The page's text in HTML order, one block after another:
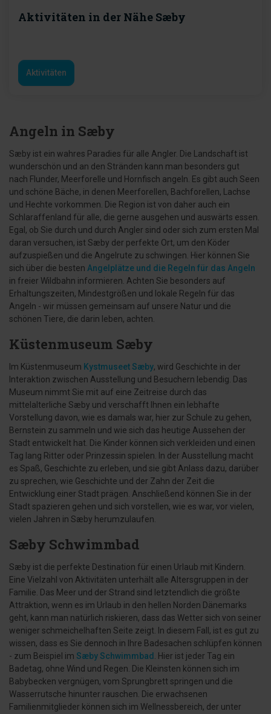
Aktivitäten in der Nähe Sæby
Aktivitäten
Angeln in Sæby
Sæby ist ein wahres Paradies für alle Angler. Die Landschaft ist
wunderschön und an den Stränden kann man besonders gut
nach Flunder, Meerforelle und Hornfisch angeln. Es gibt auch Seen
und schöne Bäche, in denen Meerforellen, Bachforellen, Lachse
und Hechte vorkommen. Die Region ist von daher auch ein
Schlaraffenland für alle, die gerne ausgehen und auswärts essen.
Egal, ob Sie durch und durch Angler sind oder sich zum ersten Mal
daran versuchen, ist Sæby der perfekte Ort, um den Köder
aufzuspießen und die Angelrute zu schwingen. Hier können Sie
sich über die besten Angelplätze und die Regeln für das Angeln
in freier Wildbahn informieren. Achten Sie besonders auf
Erhaltungszeiten, Mindestgrößen und lokale Regeln für das
Angeln - wir müssen gemeinsam auf unsere Natur und die
schönen Tiere, die darin leben, achten.
Küstenmuseum Sæby
Im Küstenmuseum Kystmuseet Sæby, wird Geschichte in der
Interaktion zwischen Ausstellung und Besuchern lebendig. Das
Museum nimmt Sie mit auf eine Zeitreise durch das
mittelalterliche Sæby und verschafft Ihnen ein lebhafte
Vorstellung davon, wie es damals war, hier zur Schule zu gehen,
Bernstein zu sammeln und wie sich das heutige Aussehen der
Stadt entwickelt hat. Die Kinder können sich verkleiden und einen
Tag lang Ritter oder Prinzessin spielen. In der Ausstellung macht
es Spaß, Geschichte zu erleben, und sie gibt Anlass dazu, darüber
zu sprechen, wie Geschichte und der Zahn der Zeit die
Entwicklung einer Stadt prägen. Anschließend können Sie in der
Stadt spazieren gehen und sich vorstellen, wie es war, vor vielen,
vielen Jahren in Sæby herumzulaufen.
Sæby Schwimmbad
Sæby ist die perfekte Destination für einen Urlaub mit Kindern.
Eine Vielzahl von Aktivitäten unterhält alle Altersgruppen in der
Familie. Das Meer und der Strand sind letztendlich die größte
Attraktion, wenn es im Urlaub in den hellen Norden Dänemarks
geht, kann man natürlich riskieren, dass das Wetter sich von seiner
weniger schmeichelhaften Seite zeigt. In diesem Fall, ist es gut zu
wissen, dass es Sie dennoch in Ihre Badesachen schlüpfen können
- zum Beispiel im Sæby Schwimmbad
. Hier ist jeder Tag ein
Badetag, ohne Wind und Regen. Die Kleinsten können sich im
Babybecken vergnügen, vom Sprungbrett springen und die
Wasserrutsche hinunter rauschen. Die erwachsenen
Familienmitglieder können sich im Wellnessbereich, der unter